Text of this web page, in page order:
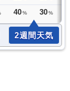
40 % 30 %
2週間天気